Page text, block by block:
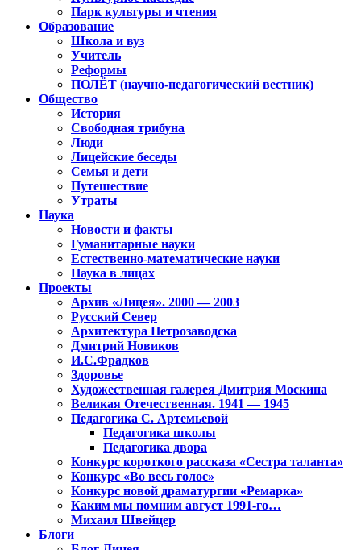
Парк культуры и чтения
Образование
Школа и вуз
Учитель
Реформы
ПОЛЁТ (научно-педагогический вестник)
Общество
История
Свободная трибуна
Люди
Лицейские беседы
Семья и дети
Путешествие
Утраты
Наука
Новости и факты
Гуманитарные науки
Естественно-математические науки
Наука в лицах
Проекты
Архив «Лицея». 2000 — 2003
Русский Север
Архитектура Петрозаводска
Дмитрий Новиков
И.С.Фрадков
Здоровье
Художественная галерея Дмитрия Москина
Великая Отечественная. 1941 — 1945
Педагогика С. Артемьевой
Педагогика школы
Педагогика двора
Конкурс короткого рассказа «Сестра таланта»
Конкурс «Во весь голос»
Конкурс новой драматургии «Ремарка»
Каким мы помним август 1991-го…
Михаил Швейцер
Блоги